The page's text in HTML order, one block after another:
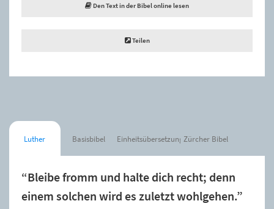
Den Text in der Bibel online lesen
Teilen
Luther Basisbibel Einheitsübersetzung Zürcher Bibel
“Bleibe fromm und halte dich recht; denn
einem solchen wird es zuletzt wohlgehen.”